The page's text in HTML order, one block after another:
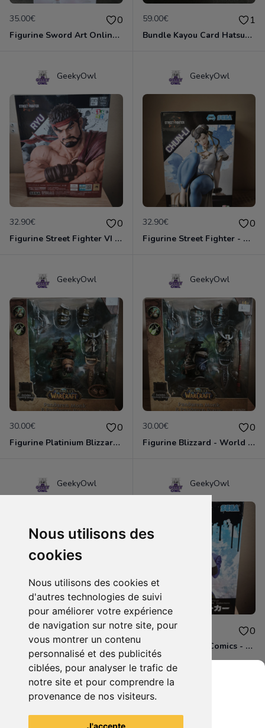
Nous utilisons des
cookies
Nous utilisons des cookies et
d'autres technologies de suivi
pour améliorer votre expérience
de navigation sur notre site, pour
vous montrer un contenu
personnalisé et des publicités
ciblées, pour analyser le trafic de
notre site et pour comprendre la
provenance de nos visiteurs.
J'accepte
35.00€ 0
Figurine Sword Art Online - Bicute Pure - Asnar
59.00€ 1
Bundle Kayou Card Hatsune Miku Tier2 Wave 2
GeekyOwl
32.90€ 0
Figurine Street Fighter VI - Ryu
GeekyOwl
32.90€ 0
Figurine Street Fighter - Chun-Li
GeekyOwl
30.00€ 0
Figurine Platinium Blizzard - World Of Warcraft - Pandaren Moine / Voleur vert
GeekyOwl
30.00€ 0
Figurine Blizzard - World Of Warcraft - Pandaren Moine / Voleur Bleu
GeekyOwl
30.00€ 0
Figurine Blizzard - World Of Warcraft - Pandaren Moine / Voleur rouge
GeekyOwl
30.00€ 0
Figurine Marvel Comics - Suicide Squad Isekai Joker
Voir tous les articles du vendeur
Grenier du Geek